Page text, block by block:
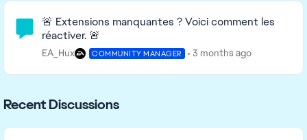
Community Highlights
🚨 Extensions manquantes ? Voici comment les
réactiver. 🚨
EA_Hux COMMUNITY MANAGER 3 months ago
Recent Discussions